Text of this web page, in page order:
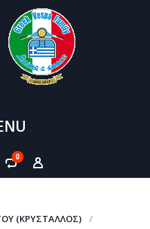
0
(ΚΡΥΣΤΑΛΛΟΣ)